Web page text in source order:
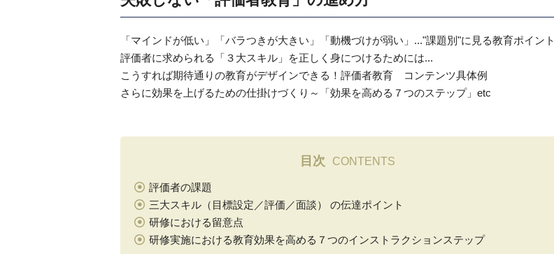
「マインドが低い」「バラつきが大きい」「動機づけが弱い」..."課題別"に見る教育ポイント
評価者に求められる「３大スキル」を正しく身につけるためには...
こうすれば期待通りの教育がデザインできる！評価者教育 コンテンツ具体例
さらに効果を上げるための仕掛けづくり～「効果を高める７つのステップ」etc
目次 CONTENTS
評価者の課題
三大スキル（目標設定／評価／面談） の伝達ポイント
研修における留意点
研修実施における教育効果を高める７つのインストラクションステップ